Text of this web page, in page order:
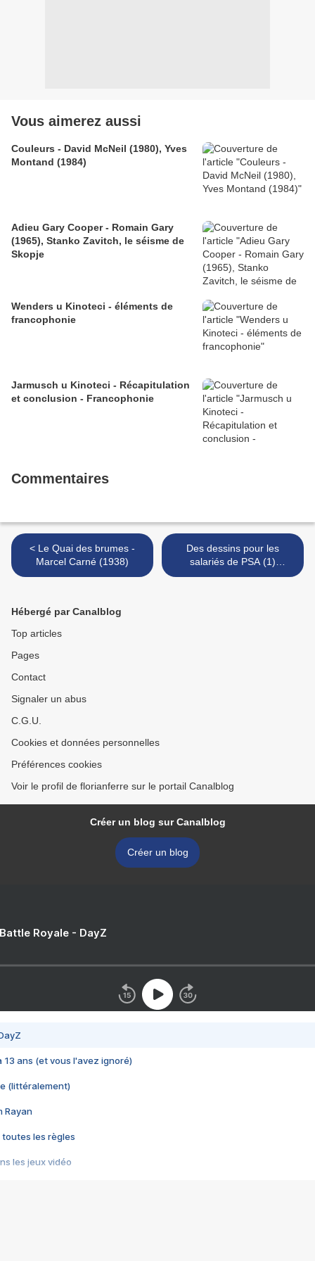
Vous aimerez aussi
Couleurs - David McNeil (1980), Yves
Montand (1984)
Adieu Gary Cooper - Romain Gary
(1965), Stanko Zavitch, le séisme de
Skopje
Wenders u Kinoteci - éléments de
francophonie
Jarmusch u Kinoteci - Récapitulation
et conclusion - Francophonie
Commentaires
< Le Quai des brumes -
Marcel Carné (1938)
Des dessins pour les
salariés de PSA (1)
quelques sigles >
Hébergé par Canalblog
Top articles
Pages
Contact
Signaler un abus
C.G.U.
Cookies et données personnelles
Préférences cookies
Voir le profil de florianferre sur le portail Canalblog
Créer un blog sur Canalblog
Créer un blog
Royale - DayZ
13 ans (et vous l'avez ignoré)
(littéralement)
Rayan
toutes les règles
les jeux vidéo